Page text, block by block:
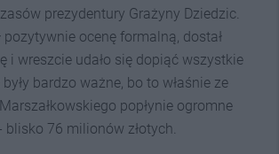
prezydentury Grażyny Dziedzic.
pozytywnie ocenę formalną, dostał
i wreszcie udało się dopiąć wszystkie
bardzo ważne, bo to właśnie ze
popłynie ogromne
76 milionów złotych.